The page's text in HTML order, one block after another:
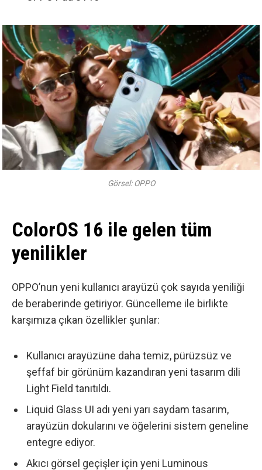
Görsel: OPPO
ColorOS 16 ile gelen tüm
yenilikler
OPPO’nun yeni kullanıcı arayüzü çok sayıda yeniliği
de beraberinde getiriyor. Güncelleme ile birlikte
karşımıza çıkan özellikler şunlar:
Kullanıcı arayüzüne daha temiz, pürüzsüz ve
şeffaf bir görünüm kazandıran yeni tasarım dili
Light Field tanıtıldı.
Liquid Glass UI adı yeni yarı saydam tasarım,
arayüzün dokularını ve öğelerini sistem geneline
entegre ediyor.
Akıcı görsel geçişler için yeni Luminous